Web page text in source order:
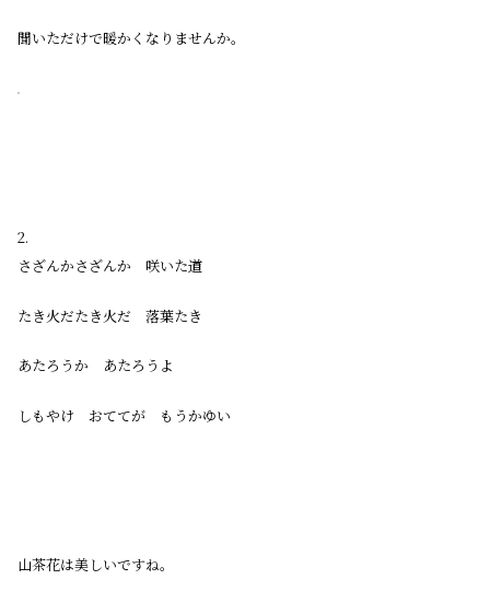
聞いただけで暖かくなりませんか。
2.
さざんかさざんか 咲いた道
たき火だたき火だ 落葉たき
あたろうか あたろうよ
しもやけ おててが もうかゆい
山茶花は美しいですね。